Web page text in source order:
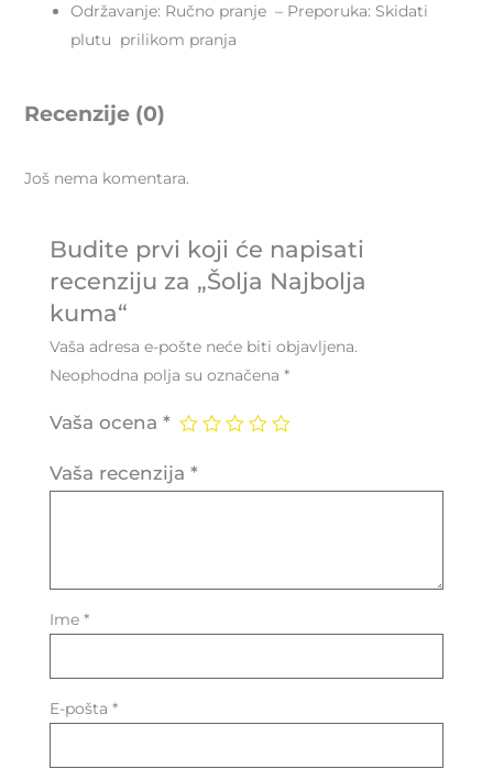
Održavanje: Ručno pranje – Preporuka: Skidati
plutu prilikom pranja
Recenzije (0)
Još nema komentara.
Budite prvi koji će napisati
recenziju za „Šolja Najbolja
kuma“
Vaša adresa e-pošte neće biti objavljena.
Neophodna polja su označena *
Vaša ocena *
Vaša recenzija *
Ime *
E-pošta *